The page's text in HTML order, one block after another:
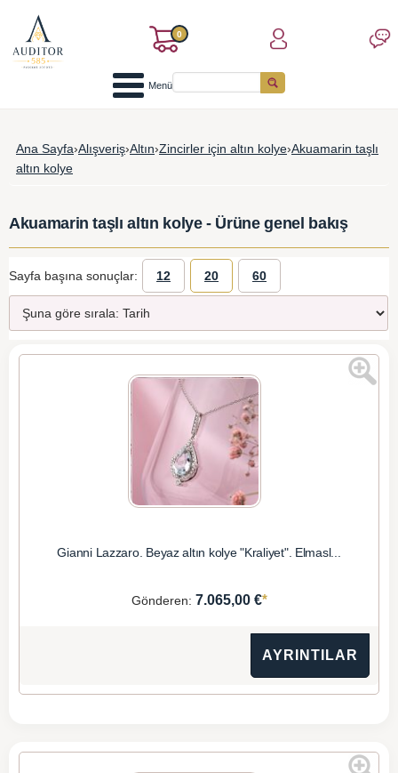
0
Menü
Ana Sayfa›Alışveriş›Altın›Zincirler için altın kolye›Akuamarin taşlı
altın kolye
Akuamarin taşlı altın kolye - Ürüne genel bakış
Sayfa başına sonuçlar: 12 20 60
Gianni Lazzaro. Beyaz altın kolye "Kraliyet". Elmasl...
Gönderen: 7.065,00 €*
AYRINTILAR